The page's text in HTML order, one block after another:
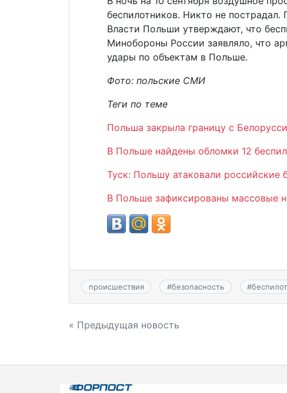
беспилотников. Никто не
Власти Польши утверждают, что
Минобороны России заявляло, что
удары по объектам в Польше.
Фото: польские СМИ
Теги по теме
Польша закрыла границу с
В Польше найдены обломки 12
Туск: Польшу атаковали российские
В Польше зафиксированы массовые
происшествия #безопасность #
Навигация
записям
« Предыдущая новость